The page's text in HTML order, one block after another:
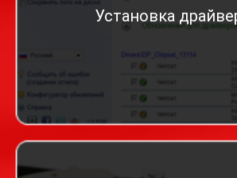
Установка